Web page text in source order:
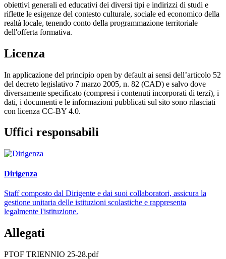
obiettivi generali ed educativi dei diversi tipi e indirizzi di studi e
riflette le esigenze del contesto culturale, sociale ed economico della
realtà locale, tenendo conto della programmazione territoriale
dell'offerta formativa.
Licenza
In applicazione del principio open by default ai sensi dell’articolo 52
del decreto legislativo 7 marzo 2005, n. 82 (CAD) e salvo dove
diversamente specificato (compresi i contenuti incorporati di terzi), i
dati, i documenti e le informazioni pubblicati sul sito sono rilasciati
con licenza CC-BY 4.0.
Uffici responsabili
Dirigenza
Staff composto dal Dirigente e dai suoi collaboratori, assicura la
gestione unitaria delle istituzioni scolastiche e rappresenta
legalmente l'istituzione.
Allegati
PTOF TRIENNIO 25-28.pdf